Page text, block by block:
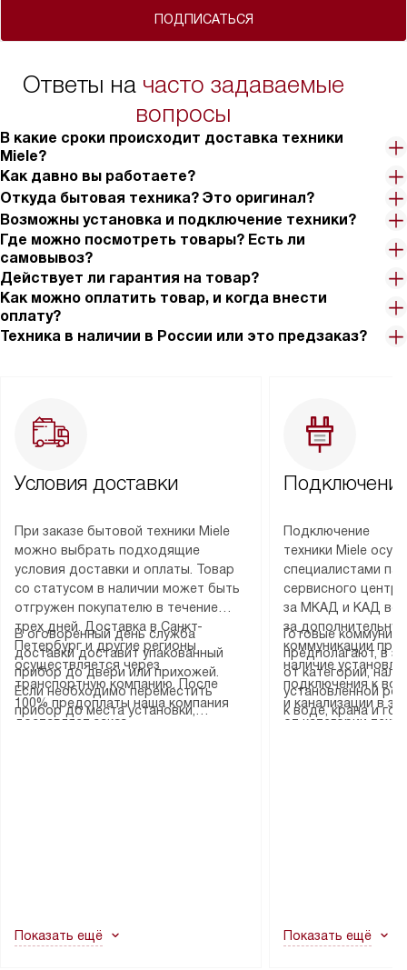
ПОДПИСАТЬСЯ
Ответы на часто задаваемые
вопросы
В какие сроки происходит доставка техники
Miele?
Как давно вы работаете?
Откуда бытовая техника? Это оригинал?
Возможны установка и подключение техники?
Где можно посмотреть товары? Есть ли
самовывоз?
Действует ли гарантия на товар?
Как можно оплатить товар, и когда внести
оплату?
Техника в наличии в России или это предзаказ?
Условия доставки
При заказе бытовой техники Miele
можно выбрать подходящие
условия доставки и оплаты. Товар
со статусом в наличии может быть
отгружен покупателю в течение
трех дней. Доставка в Санкт-
Петербург и другие регионы
осуществляется через
транспортную компанию. После
100% предоплаты наша компания
доставляет заказ
В оговоренный день служба
доставки доставит упакованный
прибор до двери или прихожей.
Если необходимо переместить
прибор до места установки,
в гарантийном ремонте в будущем.
Показать ещё
Подключение
техники Miele
специалистами
сервисного
за МКАД и КАД
за
коммуникации
наличие
подключения к
и канализации в
от категории
Готовые
предполагают, в
от категории,
установленной
к воде, крана и
не включаются:
Показать ещё